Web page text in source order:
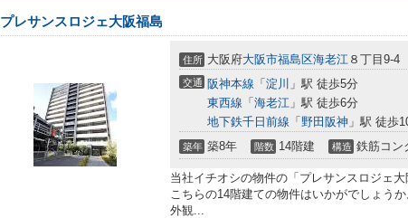
プレサンスロジェ大阪福島
住所 大阪府大阪市福島区海老江 ８丁目9-4
交通 阪神本線 「 淀川 」駅 徒歩5分
東西線 「 海老江 」駅 徒歩6分
地下鉄千日前線 「 野田阪神 」駅 徒歩
築年 築8年 階数 14階建 構造 鉄筋コン
当社イチオシの物件の「プレサンスロジェ
こちらの14階建ての物件はいかがでしょう
外観...